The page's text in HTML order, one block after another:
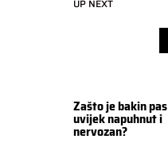
UP NEXT
Zašto je bakin pas
uvijek napuhnut i
nervozan?